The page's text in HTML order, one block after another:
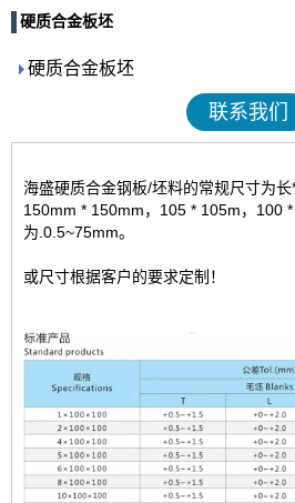
硬质合金板坯
硬质合金板坯
联系我们
海盛硬质合金钢板/坯料的常规尺寸为长
150mm * 150mm，105 * 105m，100
为.0.5~75mm。
或尺寸根据客户的要求定制！